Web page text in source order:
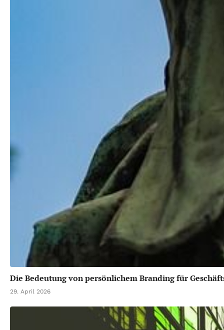
Die Bedeutung von persönlichem Branding für
29. April 2026